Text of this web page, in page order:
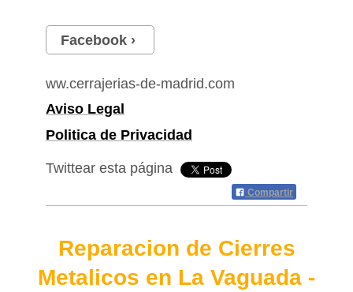
Facebook
ww.cerrajerias-de-madrid.com
Aviso Legal
Politica de Privacidad
Twittear esta página
Compartir
Reparacion de Cierres
Metalicos en La Vaguada -